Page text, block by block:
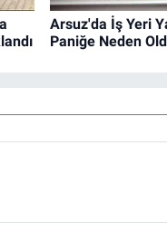
Arsuz'da İş Yeri
Paniğe Neden